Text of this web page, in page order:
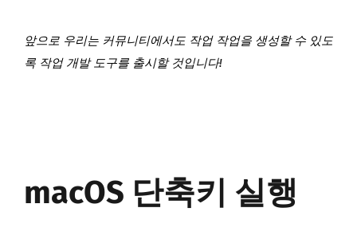
앞으로 우리는 커뮤니티에서도 작업 작업을 생성할 수 있도
록 작업 개발 도구를 출시할 것입니다!
macOS 단축키 실행